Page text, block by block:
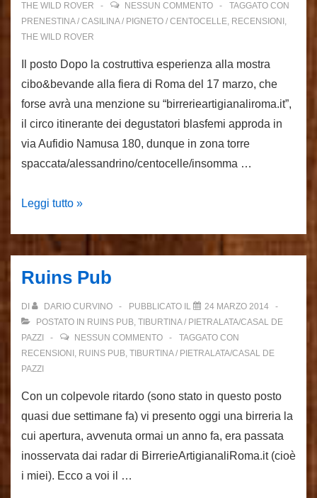
THE WILD ROVER
NESSUN COMMENTO
TAGGATO CON
PRENESTINA / CASILINA / PIGNETO / CENTOCELLE, RECENSIONI ,
THE WILD ROVER
Il posto Dopo la costruttiva esperienza alla mostra
cibo&bevande alla fiera di Roma del 17 marzo, che
forse avrà una menzione su “birrerieartigianaliroma.it”,
il circo itinerante dei degustatori blasfemi approda in
via Aufidio Namusa 180, dunque in zona torre
spaccata/alessandrino/centocelle/insomma …
The
Leggi tutto »
Ruins Pub
DI DARIO CURVINO PUBBLICATO IL
24 MARZO 2014
POSTATO IN RUINS PUB, TIBURTINA / PIETRALATA/CASAL DE
PAZZI
NESSUN COMMENTO
TAGGATO CON
RECENSIONI , RUINS PUB, TIBURTINA / PIETRALATA/CASAL DE
PAZZI
Con un colpevole ritardo (sono stato in questo posto
quasi due settimane fa) vi presento oggi una birreria la
cui apertura, avvenuta ormai un anno fa, era passata
inosservata dai radar di BirrerieArtigianaliRoma.it (cioè
i miei). Ecco a voi il …